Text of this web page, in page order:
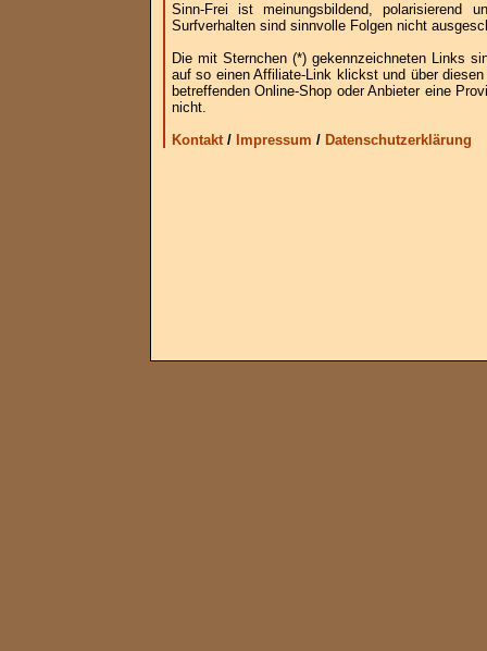
Sinn-Frei ist meinungsbildend, polarisierend
Surfverhalten sind sinnvolle Folgen nicht
Die mit Sternchen (*) gekennzeichneten Links
auf so einen Affiliate-Link klickst und über
betreffenden Online-Shop oder Anbieter eine
nicht.
Kontakt/ Impressum / Datenschutzerklärung